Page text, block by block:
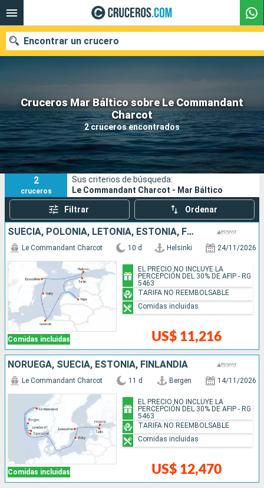
Cruceros Mar Báltico sobre Le Commandant
Charcot
2 cruceros encontrados
Encontrar un crucero
Nuestros destinos
Fecha de salida
Puertos Compañías
Buscar
2
cruceros
Sus criterios de búsqueda:
Le Commandant Charcot - Mar Báltico
Filtrar Ordenar
SUECIA, POLONIA, LETONIA, ESTONIA, FINLANDIA
Comidas incluidas
Le Commandant Charcot 10 d Helsinki 24/11/2026
US$ 11,216
EL PRECIO NO INCLUYE LA
PERCEPCIÓN DEL 30% DE AFIP - RG
5463
TARIFA NO REEMBOLSABLE
Comidas incluidas
NORUEGA, SUECIA, ESTONIA, FINLANDIA
Comidas incluidas
Le Commandant Charcot 11 d Bergen 14/11/2026
US$ 12,470
EL PRECIO NO INCLUYE LA
PERCEPCIÓN DEL 30% DE AFIP - RG
5463
TARIFA NO REEMBOLSABLE
Comidas incluidas